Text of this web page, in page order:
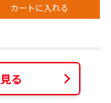
カートに入れる
る